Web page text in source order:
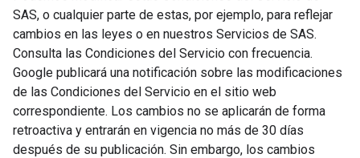
SAS, o cualquier parte de estas, por ejemplo, para reflejar
cambios en las leyes o en nuestros Servicios de SAS.
Consulta las Condiciones del Servicio con frecuencia.
Google publicará una notificación sobre las modificaciones
de las Condiciones del Servicio en el sitio web
correspondiente. Los cambios no se aplicarán de forma
retroactiva y entrarán en vigencia no más de 30 días
después de su publicación. Sin embargo, los cambios